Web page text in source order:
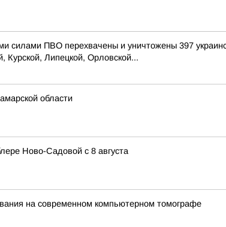
ПВО перехвачены и уничтожены 397
Курской, Липецкой, Орловской...
области
Ново-Садовой с 8 августа
на современном компьютерном томографе